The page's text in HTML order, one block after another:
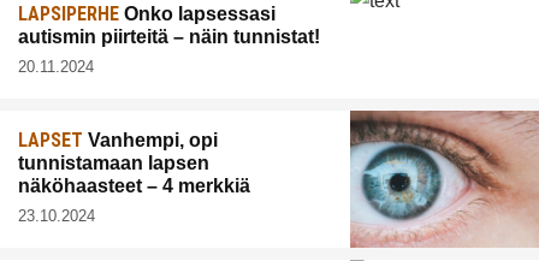
LAPSIPERHE Onko lapsessasi
autismin piirteitä – näin tunnistat!
20.11.2024
LAPSET Vanhempi, opi
tunnistamaan lapsen
näköhaasteet – 4 merkkiä
23.10.2024